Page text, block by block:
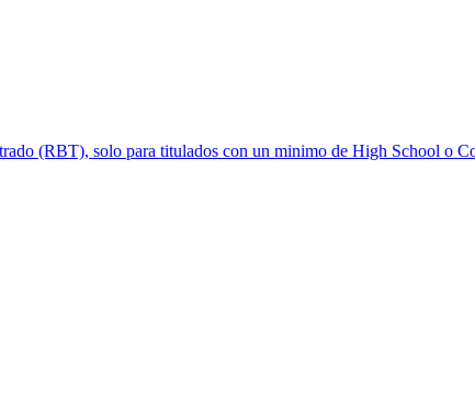
(RBT), solo para titulados con un minimo de High School o